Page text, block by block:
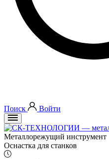
Поиск Войти
Металлорежущий инструмент
Оснастка для станков